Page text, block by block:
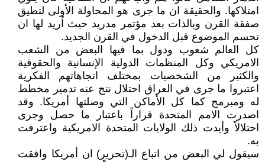
امتلاكها. والحقيقة ان ما جرى هو المحاولة الأولى لتطيق
صفقة القرن وبالذات بعد مؤتمر مدريد حيث اُريد لها ان
تحسم الموضوع قبل الدخول في القرن الجديد.
كل العالم شعوب ودول بما فيها البعض من الشعب
الامريكي وكل المنظمات الدولية الإنسانية والحقوقية
والكثير من الشخصيات بمختلف اتجاهاتهم الفكرية
اعتبروا ما جرى في العراق احتلال نتج عنه تدمير مخطط
له ومبرمج كما كل الأماكن التي وصلتها أمريكا. وقد
اصدرت الامم المتحدة قراراً باعتبار ما حصل وجرى
احتلالاً وأيدت ذلك الولايات المتحدة الامريكية واعترفت
به.
سيقول لي البعض من اتباع الـ(تحرير) ان أمريكا وافقت